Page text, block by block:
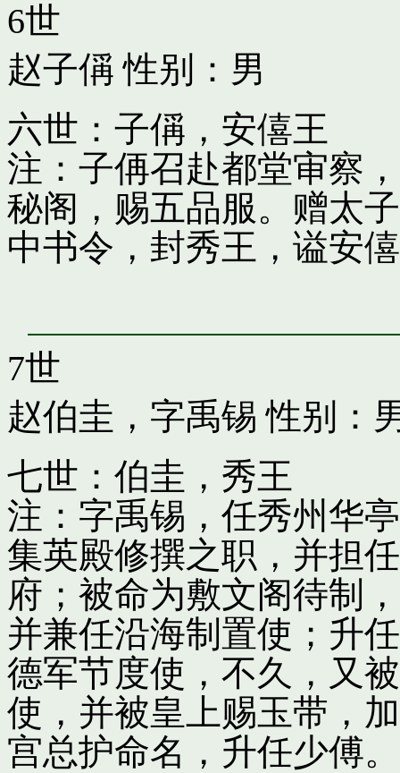
6世
赵子偁 性别：男
六世：子偁，安僖王
注：子侢召赴都堂审察
秘阁，赐五品服。赠太
中书令，封秀王，谥安
7世
赵伯圭，字禹锡 性别：
七世：伯圭，秀王
注：字禹锡，任秀州华
集英殿修撰之职，并担
府；被命为敷文阁待制
并兼任沿海制置使；升
德军节度使，不久，又
使，并被皇上赐玉带，
宫总护命名，升任少傅